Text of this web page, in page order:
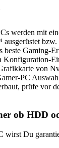
werden mit
bzw.
beste Gaming-
Konfiguration-
Grafikkarte von
PC
prüfe vor
ob HDD
wirst Du